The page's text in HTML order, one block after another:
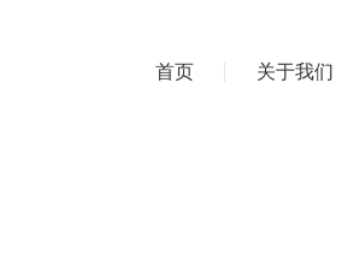
首页 关于我们